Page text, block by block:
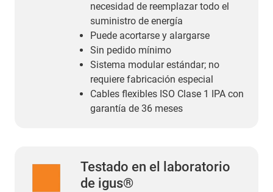
necesidad de reemplazar todo el
suministro de energía
Puede acortarse y alargarse
Sin pedido mínimo
Sistema modular estándar; no
requiere fabricación especial
Cables flexibles ISO Clase 1 IPA con
garantía de 36 meses
Testado en el laboratorio
de igus®